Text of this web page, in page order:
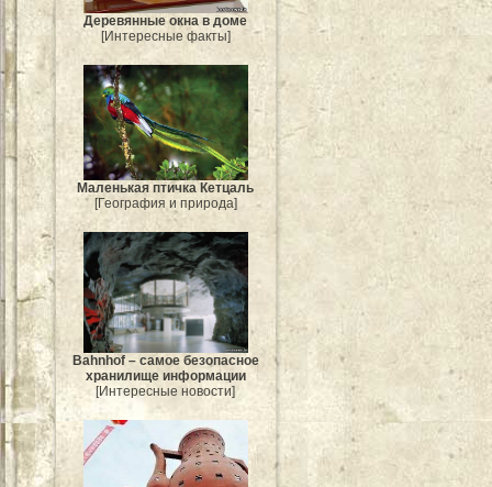
Деревянные окна в доме
[Интересные факты]
Маленькая птичка Кетцаль
[География и природа]
Bahnhof – самое безопасное
хранилище информации
[Интересные новости]